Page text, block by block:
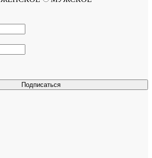
Подписаться